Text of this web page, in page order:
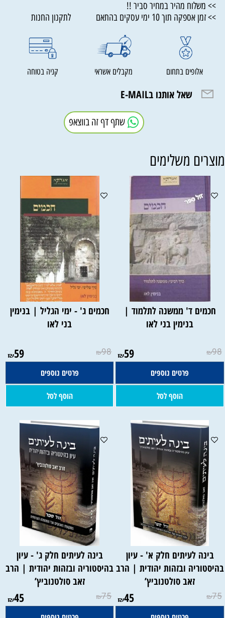
>> משלוח מהיר במחיר סביר !!
>> זמן אספקה תוך 10 ימי עסקים בהתאם לתקנון החנות
אלופים בתחום מקבלים אשראי קניה בטוחה
שאל אותנו בE-MAIL
שתף דף זה בווצאפ
משלימים
חכמים ד' ממשנה לתלמוד |
בנימין בני לאו
₪98
₪59
פרטים נוספים
הוסף לסל
חכמים ג' - ימי הגליל | בנימין
בני לאו
₪98
₪59
פרטים נוספים
הוסף לסל
בינה לעיתים חלק א' - עיון
ובזהות יהודית | הרב
זאב סולטנוביץ’
₪75
₪45
בינה לעיתים חלק ג' - עיון
בהיסטוריה ובזהות יהודית | הרב
זאב סולטנוביץ’
₪75
₪45